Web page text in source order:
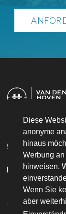
Diese
anonyme
hinaus
Werbung
hinweisen.
Wenn Sie
aber
Ruytenbergweg 17
5165 NT Waspik
+31 (06) 23
+31 (0) 416